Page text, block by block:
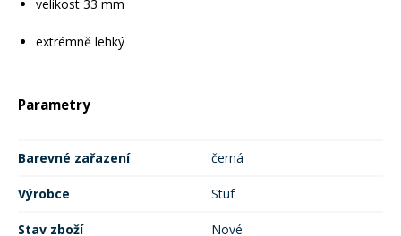
Rukavice na kolo
velikost 33 mm
extrémně lehký
Parametry
Barevné zařazení černá
Výrobce Stuf
Stav zboží Nové